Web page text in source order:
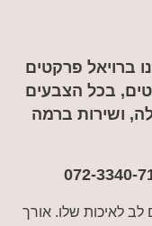
ברויאל פרקטים
בכל הצבעים
ושירות ברמה
072-3340-
לאיכות שלו. אורך